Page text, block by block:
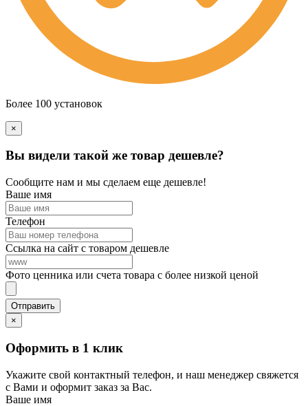
Более 100 установок
×
Вы видели такой же товар дешевле?
Сообщите нам и мы сделаем еще дешевле!
Ваше имя
Телефон
Ссылка на сайт с товаром дешевле
Фото ценника или счета товара с более низкой ценой
×
Оформить в 1 клик
Укажите свой контактный телефон, и наш менеджер свяжется
с Вами и оформит заказ за Вас.
Ваше имя